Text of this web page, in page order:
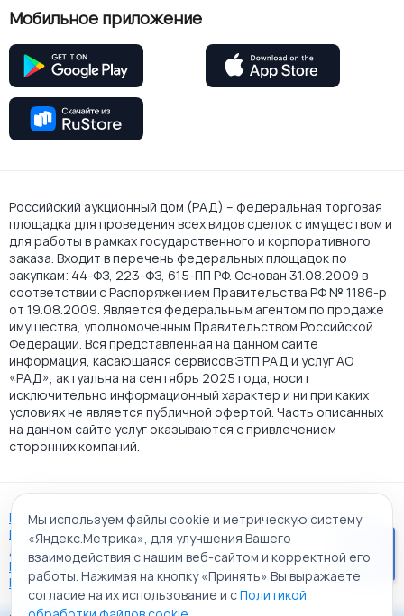
Мобильное приложение
Российский аукционный дом (РАД) – федеральная торговая
площадка для проведения всех видов сделок с имуществом и
для работы в рамках государственного и корпоративного
заказа. Входит в перечень федеральных площадок по
закупкам: 44-ФЗ, 223-ФЗ, 615-ПП РФ. Основан 31.08.2009 в
соответствии с Распоряжением Правительства РФ № 1186-р
от 19.08.2009. Является федеральным агентом по продаже
имущества, уполномоченным Правительством Российской
Федерации. Вся представленная на данном сайте
информация, касающаяся сервисов ЭТП РАД и услуг АО
«РАД», актуальна на сентябрь 2025 года, носит
исключительно информационный характер и ни при каких
условиях не является публичной офертой. Часть описанных
на данном сайте услуг оказываются с привлечением
сторонних компаний.
Пользовательское соглашение
Политика АО "РАД" в отношении обработки персональных
данных
Политика обработки файлов cookie
Карта сайта
Мы используем файлы cookie и метрическую систему
«Яндекс.Метрика», для улучшения Вашего
взаимодействия с нашим веб-сайтом и корректной его
работы. Нажимая на кнопку «Принять» Вы выражаете
согласие на их использование и сПолитикой